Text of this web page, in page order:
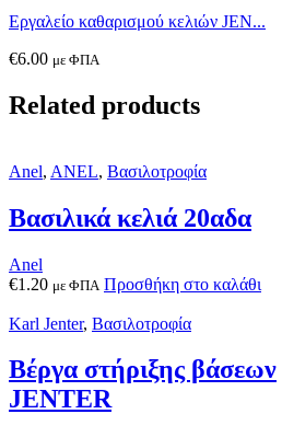
Εργαλείο καθαρισμού κελιών JEN...
€6.00 με ΦΠΑ
Related products
Anel, ANEL, Βασιλοτροφία
Βασιλικά κελιά 20αδα
Anel
€1.20 με ΦΠΑ Προσθήκη στο καλάθι
Karl Jenter, Βασιλοτροφία
Βέργα στήριξης βάσεων
JENTER